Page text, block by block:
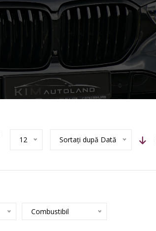
12 Sortați după Dată
Combustibil